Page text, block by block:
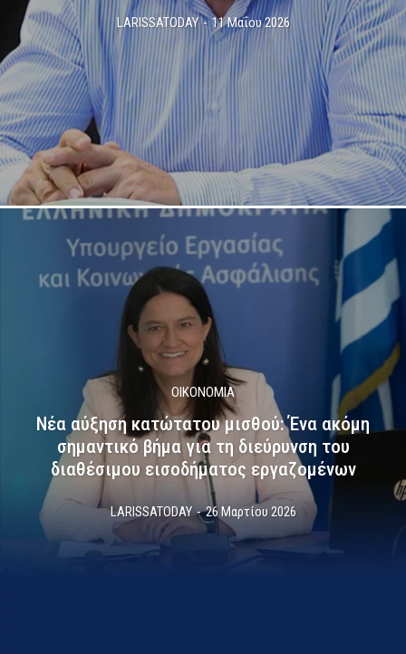
LARISSATODAY - 11 Μαΐου 2026
ΟΙΚΟΝΟΜΙΑ
Νέα αύξηση κατώτατου μισθού: Ένα ακόμη
σημαντικό βήμα για τη διεύρυνση του
διαθέσιμου εισοδήματος εργαζομένων
LARISSATODAY - 26 Μαρτίου 2026